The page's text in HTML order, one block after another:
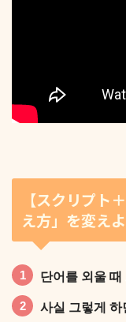
【スクリプト
え方」を変え
단어를 외울
사실 그렇게